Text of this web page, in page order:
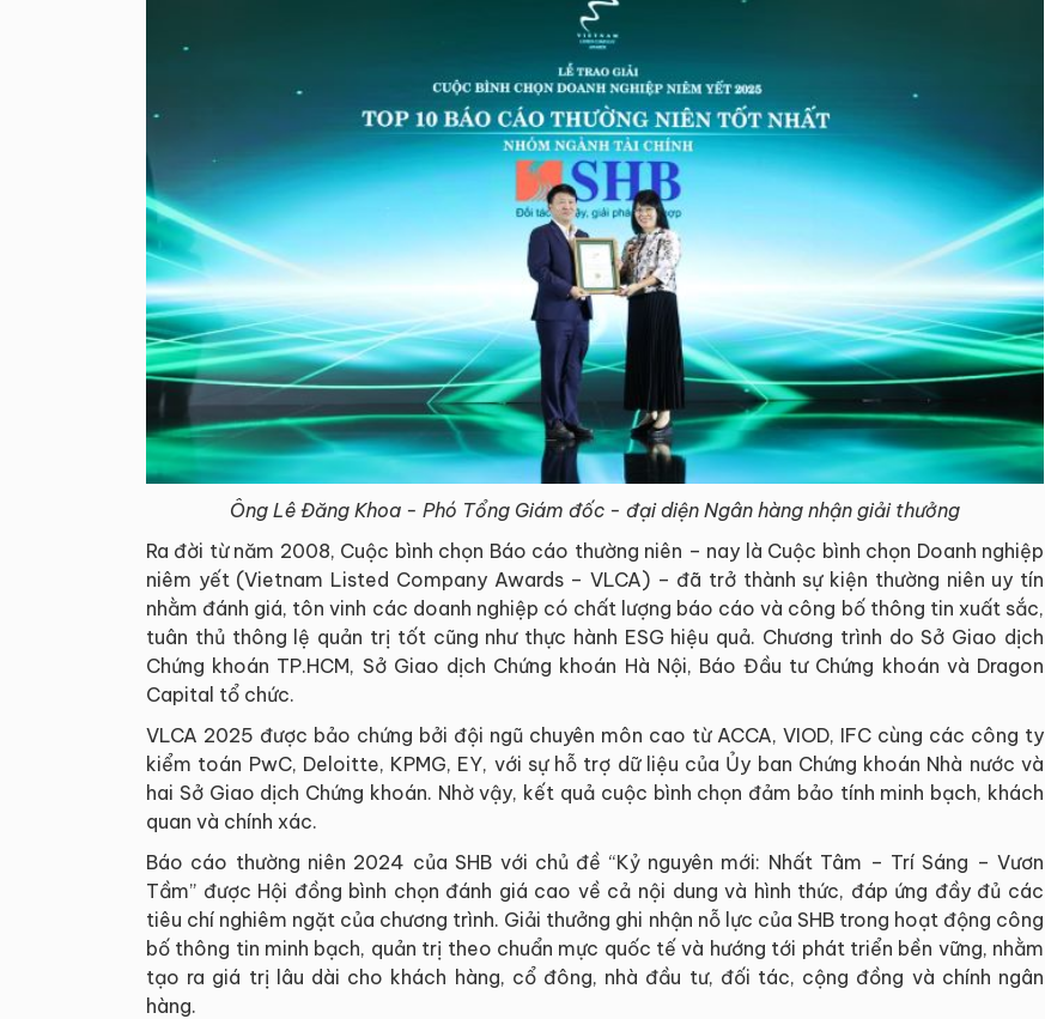
Ông Lê Đăng Khoa - Phó Tổng Giám đốc - đại diện Ngân hàng nhận giải thưởng
Ra đời từ năm 2008, Cuộc bình chọn Báo cáo thường niên – nay là Cuộc bình chọn Doanh nghiệp
niêm yết (Vietnam Listed Company Awards – VLCA) – đã trở thành sự kiện thường niên uy tín
nhằm đánh giá, tôn vinh các doanh nghiệp có chất lượng báo cáo và công bố thông tin xuất sắc,
tuân thủ thông lệ quản trị tốt cũng như thực hành ESG hiệu quả. Chương trình do Sở Giao dịch
Chứng khoán TP.HCM, Sở Giao dịch Chứng khoán Hà Nội, Báo Đầu tư Chứng khoán và Dragon
Capital tổ chức.
VLCA 2025 được bảo chứng bởi đội ngũ chuyên môn cao từ ACCA, VIOD, IFC cùng các công ty
kiểm toán PwC, Deloitte, KPMG, EY, với sự hỗ trợ dữ liệu của Ủy ban Chứng khoán Nhà nước và
hai Sở Giao dịch Chứng khoán. Nhờ vậy, kết quả cuộc bình chọn đảm bảo tính minh bạch, khách
quan và chính xác.
Báo cáo thường niên 2024 của SHB với chủ đề “Kỷ nguyên mới: Nhất Tâm – Trí Sáng – Vươn
Tầm” được Hội đồng bình chọn đánh giá cao về cả nội dung và hình thức, đáp ứng đầy đủ các
tiêu chí nghiêm ngặt của chương trình. Giải thưởng ghi nhận nỗ lực của SHB trong hoạt động công
bố thông tin minh bạch, quản trị theo chuẩn mực quốc tế và hướng tới phát triển bền vững, nhằm
tạo ra giá trị lâu dài cho khách hàng, cổ đông, nhà đầu tư, đối tác, cộng đồng và chính ngân
hàng.